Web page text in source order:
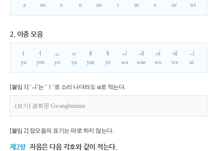
a
eo
o
u
eu
i
ae
e
oe
wi
2. 이중 모음
ㅑ
ya
ㅕ
yeo
ㅛ
yo
ㅠ
yu
ㅒ
yae
ㅖ
ye
ㅘ
wa
ㅙ
wae
ㅝ
wo
ㅞ
we
ㅢ
ui
[붙임 1] ‘ㅢ’는 ‘ㅣ’로 소리 나더라도 ui로 적는다.
(보기) 광희문 Gwanghuimun
[붙임 2] 장모음의 표기는 따로 하지 않는다.
제2항 자음은 다음 각호와 같이 적는다.